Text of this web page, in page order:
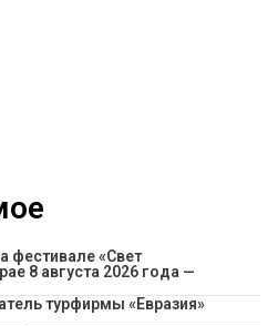
фестивале «Свет
8 августа 2026 года —
турфирмы «Евразия»